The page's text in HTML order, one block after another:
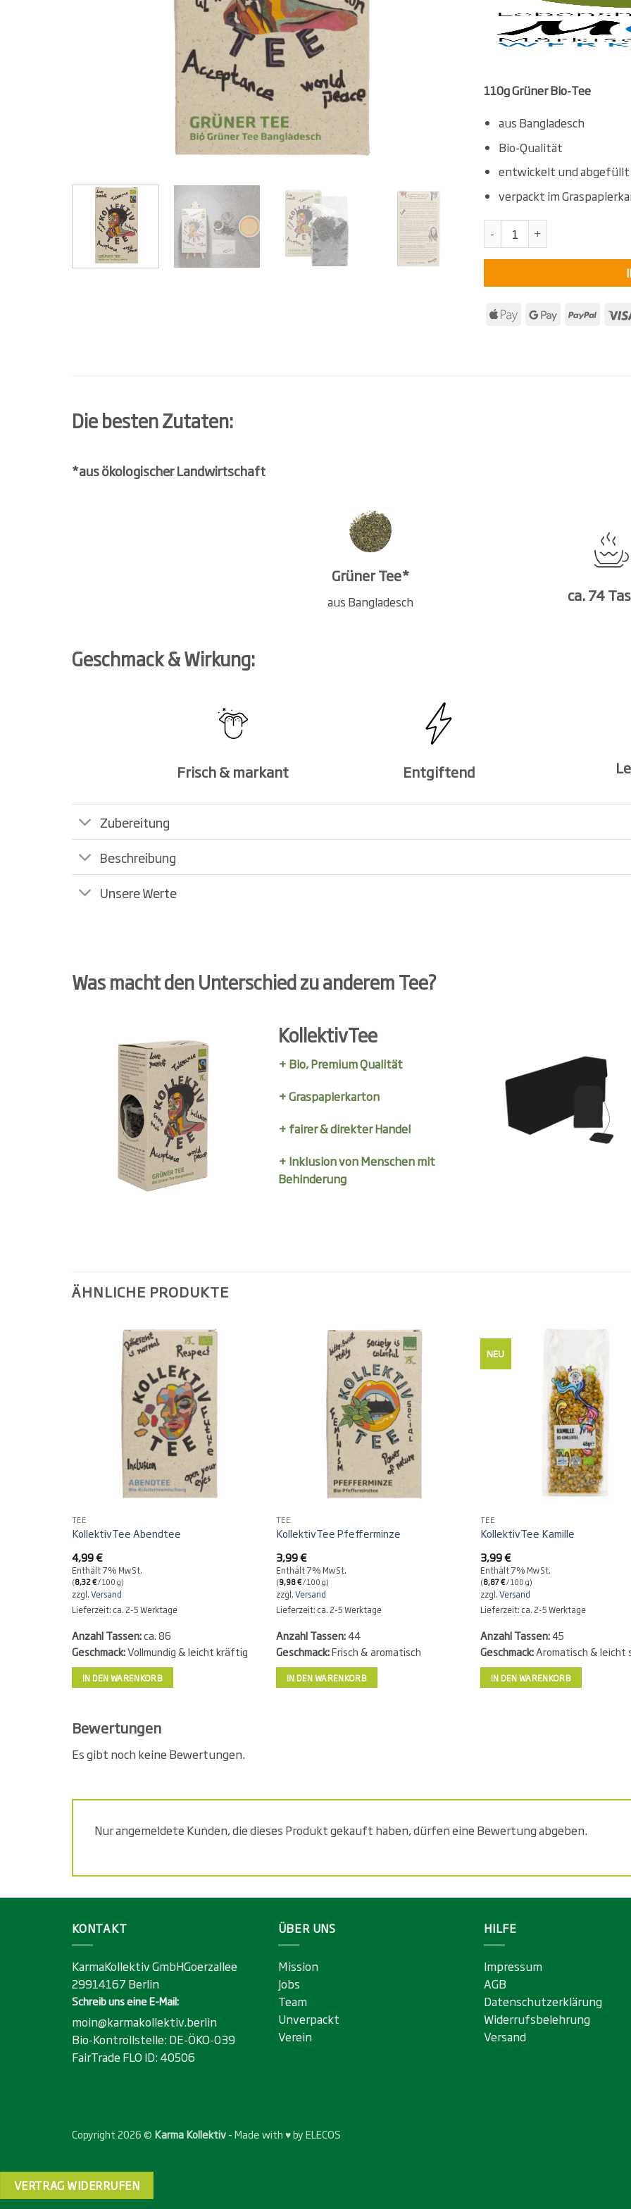
110gGrüner Bio-Tee
aus Bangladesch
Bio-Qualität
entwickelt und abgefüllt
verpackt im
KollektivTee Grüner Tee
Die besten Zutaten:
*aus ökologischer Landwirtschaft
Grüner Tee*
aus Bangladesch ca. 74
Geschmack & Wirkung:
Frisch & markant Entgiftend
Zubereitung
Beschreibung
Unsere Werte
Was macht den Unterschied zu anderem Tee?
KollektivTee
+ Bio, Premium Qualität
+ Graspapierkarton
+ fairer & direkter Handel
+ Inklusion von Menschen mit
Behinderung
ÄHNLICHE PRODUKTE
TEE
KollektivTee Abendtee
4,99€
Enthält 7% MwSt.
(8,32€/ 100 g)
zzgl.Versand
Lieferzeit: ca. 2-5 Werktage
Anzahl Tassen:ca. 86
Geschmack:Vollmundig & leicht kräftig
IN DEN WARENKORB
TEE
KollektivTee Pfefferminze
3,99€
Enthält 7% MwSt.
(9,98€/ 100 g)
zzgl.Versand
Lieferzeit: ca. 2-5 Werktage
Anzahl Tassen:44
Geschmack:Frisch & aromatisch
IN DEN WARENKORB
NEU
TEE
KollektivTee Kamille
3,99€
Enthält 7% MwSt.
(8,87€/ 100 g)
zzgl.Versand
Lieferzeit: ca. 2-5 Werktage
Anzahl Tassen:45
Geschmack:Aromatisch & leicht
IN DEN WARENKORB
Bewertungen
Es gibt noch keine Bewertungen.
Nur angemeldete Kunden, die dieses Produkt gekauft haben, dürfen eine Bewertung abgeben.
KONTAKT
KarmaKollektiv GmbHGoerzallee
29914167 Berlin
Schreib uns eine E-Mail:
moin@karmakollektiv.berlin
Bio-Kontrollstelle:DE-ÖKO-039
FairTrade FLO ID:40506
ÜBER UNS
Mission
Jobs
Team
Unverpackt
Verein
HILFE
Impressum
AGB
Datenschutzerklärung
Widerrufsbelehrung
Versand
Copyright 2026 © Karma Kollektiv- Made with ♥ byELECOS
VERTRAG WIDERRUFEN